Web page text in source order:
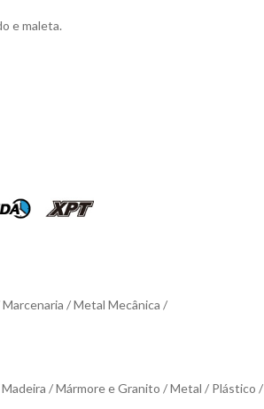
e maleta.
/ Metal Mecânica /
/ Mármore e Granito / Metal / Plástico /